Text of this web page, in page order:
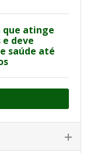
que atinge
e deve
saúde até